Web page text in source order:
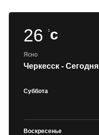
26 c
Ясно
Черкесск - Сегодня
Суббота
Воскресенье